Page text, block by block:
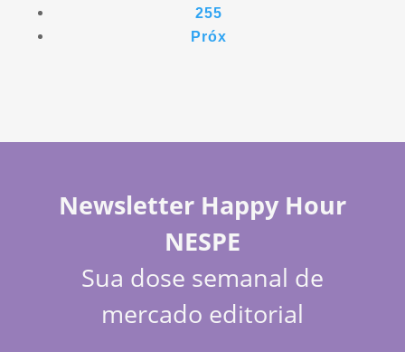
255
Próx
Newsletter Happy Hour
NESPE
Sua dose semanal de
mercado editorial